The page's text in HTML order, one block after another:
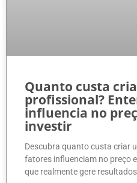
Quanto custa
profissional?
influencia no
investir
Descubra quanto custa criar
fatores influenciam no preço
que realmente gere